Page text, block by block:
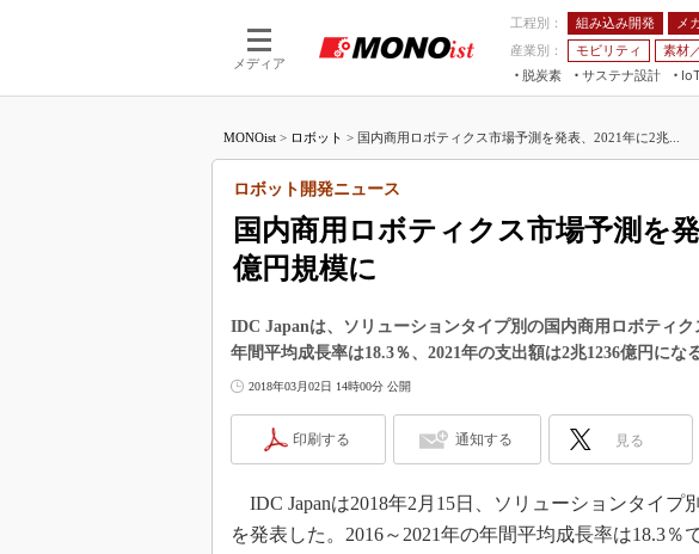
メディア
工程別： 組み込み開発 メ
産業別：
モビリティ 素材
脱炭素
サステナ設計
つながる工場AI×設備保全 JIMTOF
IIFES
スマー
MONOist > ロボット > 国内商用ロボティクス市場予測を発表、2021年に2兆...
国内商用ロボティクス市場予測を
億円規模に
ロボット開発ニュース
IDC Japanは、ソリューションタイプ別の国内商用ロボティ
年間平均成長率は18.3％、2021年の支出額は2兆1236億円にな
2018年03月02日 14時00分 公開
印刷する 通知する 見る
IDC Japanは2018年2月15日、ソリューションタイプ
を発表した。2016～2021年の年間平均成長率は18.3％